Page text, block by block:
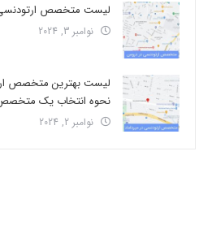
لیست متخصص
نوامبر 3, 2024
لیست بهترین متخصص
نحوه انتخاب یک
نوامبر 2, 2024